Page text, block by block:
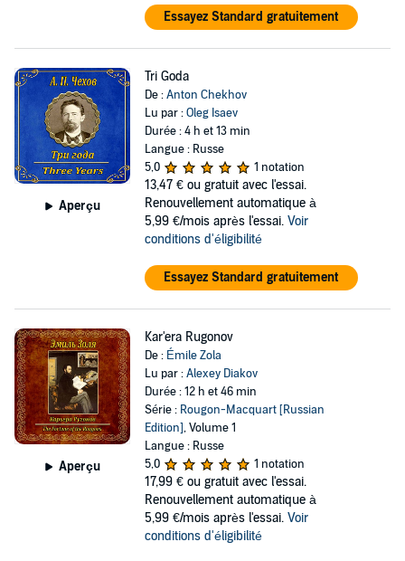
Essayez Standard gratuitement
Aperçu
Tri Goda
De :Anton Chekhov
Lu par :Oleg Isaev
Durée : 4 h et 13 min
Langue : Russe
5,0
1 notation
13,47 € ou gratuit avec l'essai.
Renouvellement automatique à
5,99 €/mois après l'essai. Voir
conditions d'éligibilité
Essayez Standard gratuitement
Aperçu
Kar'era Rugonov
De : Émile Zola
Lu par :Alexey Diakov
Durée : 12 h et 46 min
Série : Rougon-Macquart [Russian
Edition], Volume 1
Langue : Russe
5,0
1 notation
17,99 € ou gratuit avec l'essai.
Renouvellement automatique à
5,99 €/mois après l'essai. Voir
conditions d'éligibilité